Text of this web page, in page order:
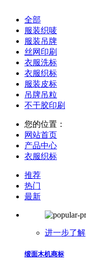
全部
服装织唛
服装吊牌
丝网印刷
衣服洗标
衣服织标
服装皮标
吊牌吊粒
不干胶印刷
您的位置：
网站首页
产品中心
衣服织标
推荐
热门
最新
进一步了解
缎面木机商标